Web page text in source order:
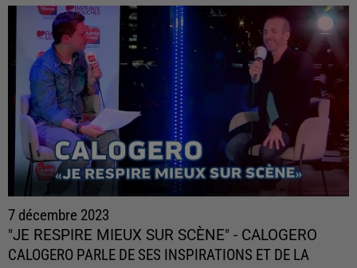
7 décembre 2023
"JE RESPIRE MIEUX SUR SCÈNE" - CALOGERO
CALOGERO PARLE DE SES INSPIRATIONS ET DE LA